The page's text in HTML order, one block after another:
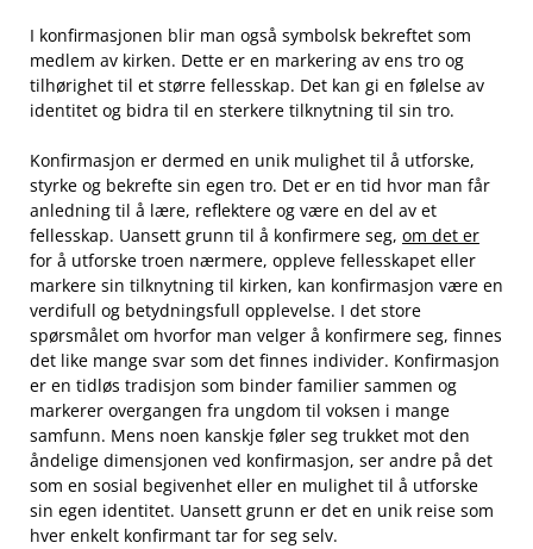
I⁢ konfirmasjonen‌ blir man også symbolsk bekreftet som ​
medlem av kirken. Dette er en‌ markering av ens tro og
‍tilhørighet til et større fellesskap. Det kan gi ‍en følelse av
identitet og bidra til en ⁢sterkere tilknytning til sin⁤ tro.
Konfirmasjon er dermed en unik ⁤mulighet til å utforske,‍
styrke og bekrefte sin egen​ tro. Det⁣ er en ​tid hvor man får
anledning til​ å lære, reflektere og være⁤ en ‌del av et
fellesskap. Uansett grunn til ​å ⁤konfirmere seg, om det er
for å utforske ‌troen nærmere, oppleve fellesskapet​ eller
markere sin ‍tilknytning⁤ til kirken, kan konfirmasjon være en
verdifull ‌og betydningsfull opplevelse. I⁤ det store
spørsmålet ‌om ⁣hvorfor man ⁣velger å konfirmere seg, ‌finnes
det like mange ​svar ‌som det finnes ⁤individer. Konfirmasjon
er en ⁤tidløs tradisjon som binder familier sammen og
markerer overgangen fra⁢ ungdom til ⁢voksen i mange
samfunn. Mens noen ⁢kanskje føler seg trukket mot den⁢
åndelige dimensjonen ved konfirmasjon, ser ‌andre på det
som en sosial begivenhet eller en​ mulighet til⁤ å utforske
sin egen identitet. Uansett grunn er det en unik reise som ​
hver ⁤enkelt konfirmant tar for seg selv.